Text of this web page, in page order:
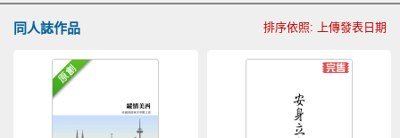
同人誌作品 排序依照: 上傳發表日期